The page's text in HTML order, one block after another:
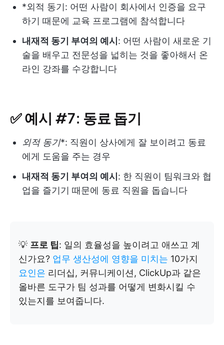
*외적 동기: 어떤 사람이 회사에서 인증을 요구
하기 때문에 교육 프로그램에 참석합니다
내재적 동기 부여의 예시 : 어떤 사람이 새로운 기
술을 배우고 전문성을 넓히는 것을 좋아해서 온
라인 강좌를 수강합니다
✅ 예시 #7: 동료 돕기
외적 동기*: 직원이 상사에게 잘 보이려고 동료
에게 도움을 주는 경우
내재적 동기 부여의 예시 : 한 직원이 팀워크와 협
업을 즐기기 때문에 동료 직원을 돕습니다
💡 프로 팁: 일의 효율성을 높이려고 애쓰고 계
신가요? 업무 생산성에 영향을 미치는 10가지
요인은 리더십, 커뮤니케이션, ClickUp과 같은
올바른 도구가 팀 성과를 어떻게 변화시킬 수
있는지를 보여줍니다.